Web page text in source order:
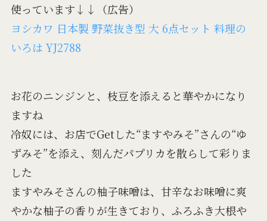
使っています↓↓（広告）
ヨシカワ 日本製 野菜抜き型 大 6点セット 料理の
いろは YJ2788
お花のニンジンと、枝豆を添えると華やかになり
ますね
冷奴には、お店でGetした“ますやみそ”さんの“ゆ
ずみそ”を添え、刻んだパプリカを散らして彩りま
した
ますやみそさんの柚子味噌は、甘辛なお味噌に爽
やかな柚子の香りが生きており、ふろふき大根や